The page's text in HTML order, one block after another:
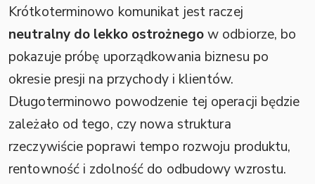
Krótkoterminowo komunikat jest raczej
neutralny do lekko ostrożnegow odbiorze, bo
pokazuje próbę uporządkowania biznesu po
okresie presji na przychody i klientów.
Długoterminowo powodzenie tej operacji będzie
zależało od tego, czy nowa struktura
rzeczywiście poprawi tempo rozwoju produktu,
rentowność i zdolność do odbudowy wzrostu.